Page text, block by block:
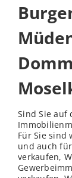
Sind Sie auf
Für Sie sind
und auch
verkaufen,